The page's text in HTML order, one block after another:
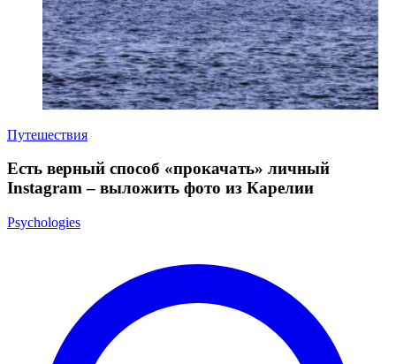
Путешествия
Есть верный способ «прокачать» личный
Instagram – выложить фото из Карелии
Psychologies